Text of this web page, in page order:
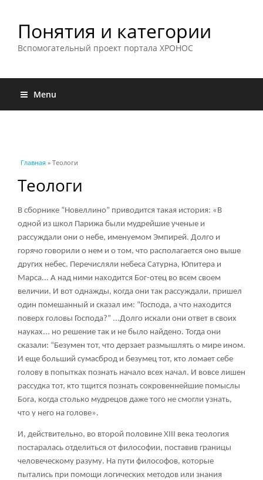
Понятия и категории
Вспомогательный проект портала ХРОНОС
Menu
Вы здесь
Главная » Теологи
Теологи
В сборнике “Новеллино” приводится такая история: «В
одной из школ Парижа были мудрейшие ученые и
рассуждали они о небе, именуемом Эмпирей. Долго и
горячо говорили о нем и о том, что располагается оно выше
других небес. Перечисляли небеса Сатурна, Юпитера и
Марса... А над ними находится Бог-отец во всем своем
величии. И вот однажды, когда они так рассуждали, пришел
один помешанный и сказал им: “Господа, а что находится
поверх головы Господа?” ...Долго искали они ответ в своих
науках... но решение так и не было найдено. Тогда они
сказали: “Безумен тот, что дерзает размышлять о мире ином.
И еще больший сумасброд и безумец тот, кто ломает себе
голову в попытках познать начало всех начал. И вовсе лишен
рассудка тот, кто тщится познать сокровеннейшие помыслы
Бога, когда столько мудрецов даже того не смогли узнать,
что у него на голове».
И, действительно, во второй половине XIII века теология
постаралась отделиться от философии, поставив границы
человеческому разуму. На пути философов, которые
пытались при помощи логических методов или знания